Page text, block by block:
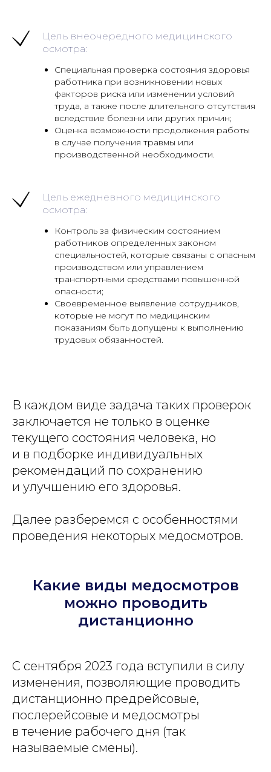
Цель внеочередного медицинского
осмотра:
Специальная проверка состояния здоровья
работника при возникновении новых
факторов риска или изменении условий
труда, а также после длительного отсутствия
вследствие болезни или других причин;
Оценка возможности продолжения работы
в случае получения травмы или
производственной необходимости.
Цель ежедневного медицинского
осмотра:
Контроль за физическим состоянием
работников определенных законом
специальностей, которые связаны с опасным
производством или управлением
транспортными средствами повышенной
опасности;
Своевременное выявление сотрудников,
которые не могут по медицинским
показаниям быть допущены к выполнению
трудовых обязанностей.
В каждом виде задача таких проверок
заключается не только в оценке
текущего состояния человека, но
и в подборке индивидуальных
рекомендаций по сохранению
и улучшению его здоровья.
Далее разберемся с особенностями
проведения некоторых медосмотров.
Какие виды медосмотров
можно проводить
дистанционно
С сентября 2023 года вступили в силу
изменения, позволяющие проводить
дистанционно предрейсовые,
послерейсовые и медосмотры
в течение рабочего дня (так
называемые смены).